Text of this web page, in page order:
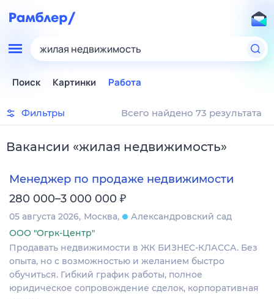
жилая недвижимость
Поиск Картинки Работа
Фильтры Всего найдено 73 результата
Вакансии «жилая недвижимость»
Менеджер по продаже недвижимости
280 000–3 000 000 ₽
05 августа 2026 Москва
Александровский сад
ООО "Огрк-Центр"
Продавать недвижимости в ЖК БИЗНЕС-КЛАССА. Без
опыта, но с возможностью и желанием быстро
обучиться. Гибкий график работы, полное
юридическое сопровождение сделок, корпоративная